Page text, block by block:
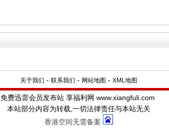
关于我们 - 联系我们 - 网站地图 - XML地图
免费迅雷会员发布站 享福利网 www.xiangfuli.com
本站部分内容为转载,一切法律责任与本站无关
香港空间无需备案